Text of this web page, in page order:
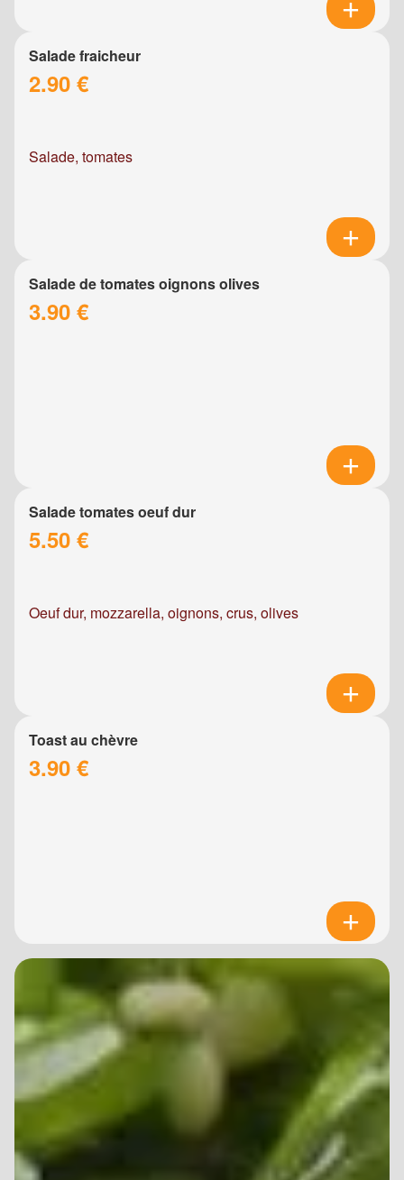
Salade fraicheur
2.90 €
Salade, tomates
Salade de tomates oignons olives
3.90 €
Salade tomates oeuf dur
5.50 €
Oeuf dur, mozzarella, oignons, crus, olives
Toast au chèvre
3.90 €